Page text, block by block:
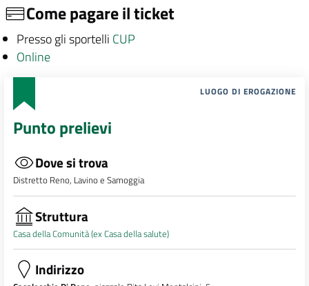
Come pagare il ticket
Presso gli sportelli CUP
Online
LUOGO DI EROGAZIONE
Punto prelievi
Dove si trova
Distretto Reno, Lavino e Samoggia
Struttura
Casa della Comunità (ex Casa della salute)
Indirizzo